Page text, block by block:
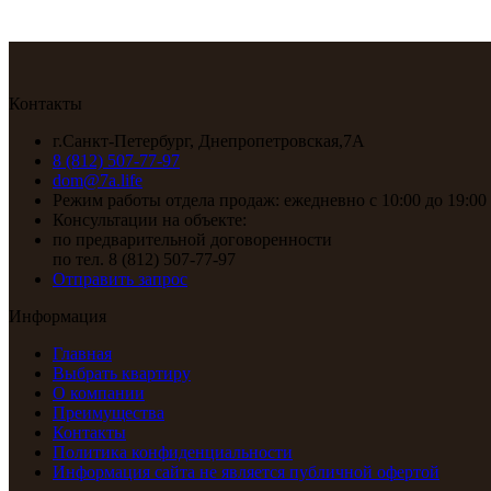
Контакты
г.Санкт-Петербург, Днепропетровская,7А
8 (812) 507-77-97
dom@7a.life
Режим работы отдела продаж: ежедневно с 10:00 до 19:00
Консультации на объекте:
по предварительной договоренности
по тел. 8 (812) 507-77-97
Отправить запрос
Информация
Главная
Выбрать квартиру
О компании
Преимущества
Контакты
Политика конфиденциальности
Информация сайта не является публичной офертой